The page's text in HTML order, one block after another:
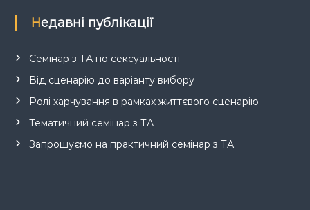
Недавні публікації
Семінар з ТА по сексуальності
Від сценарію до варіанту вибору
Ролі харчування в рамках життєвого сценарію
Тематичний семінар з ТА
Запрошуємо на практичний семінар з ТА